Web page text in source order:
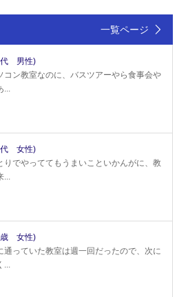
一覧ページ
男性)
コン教室なのに、バスツアーやら食事会や
...
女性)
りでやっててもうまいこといかんがに、教
...
女性)
通っていた教室は週一回だったので、次に
...